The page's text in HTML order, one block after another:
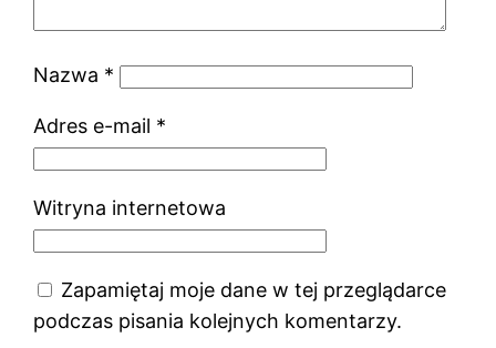
Nazwa *
Adres e-mail *
Witryna internetowa
Zapamiętaj moje dane w tej przeglądarce
podczas pisania kolejnych komentarzy.